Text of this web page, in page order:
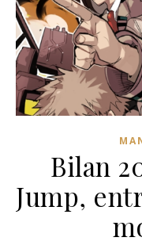
Bilan
Jump,